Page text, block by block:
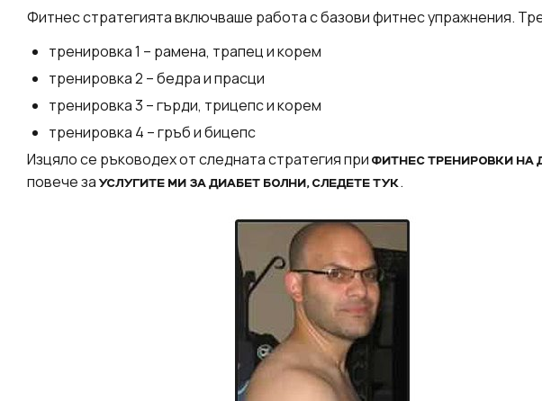
Фитнес стратегията включваше работа с базови фитнес упражнения.
тренировка 1 – рамена, трапец и корем
тренировка 2 – бедра и прасци
тренировка 3 – гърди, трицепс и корем
тренировка 4 – гръб и бицепс
Изцяло се ръководех от следната стратегия при ФИТНЕС ТРЕНИРОВКИ НА
повече заУСЛУГИТЕ МИ ЗА ДИАБЕТ БОЛНИ, СЛЕДЕТЕ ТУК.